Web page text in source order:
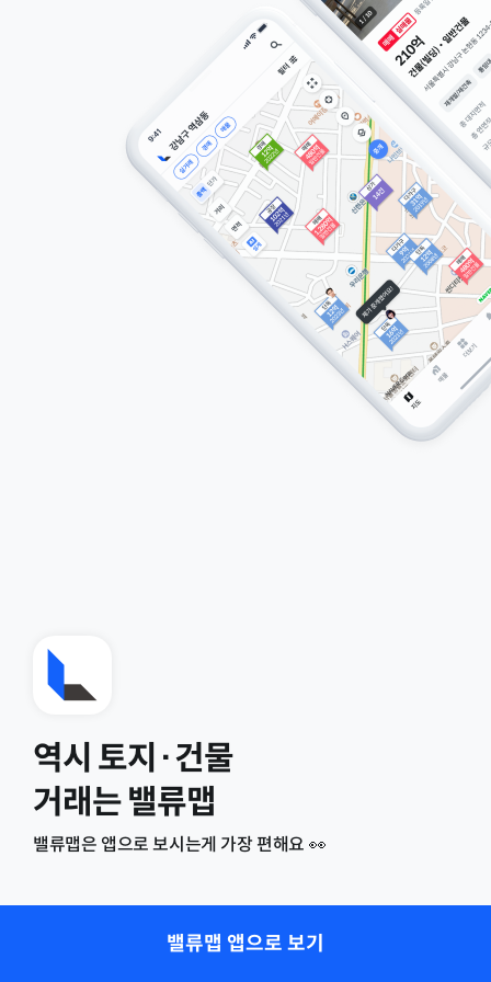
역시 토지·건물
거래는 밸류맵
밸류맵은 앱으로 보시는게 가장 편해요 👀
밸류맵 앱으로 보기